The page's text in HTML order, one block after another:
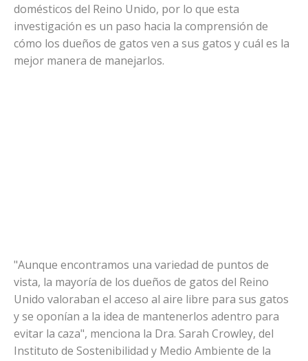
domésticos del Reino Unido, por lo que esta
investigación es un paso hacia la comprensión de
cómo los dueños de gatos ven a sus gatos y cuál es la
mejor manera de manejarlos.
"Aunque encontramos una variedad de puntos de
vista, la mayoría de los dueños de gatos del Reino
Unido valoraban el acceso al aire libre para sus gatos
y se oponían a la idea de mantenerlos adentro para
evitar la caza", menciona la Dra. Sarah Crowley, del
Instituto de Sostenibilidad y Medio Ambiente de la